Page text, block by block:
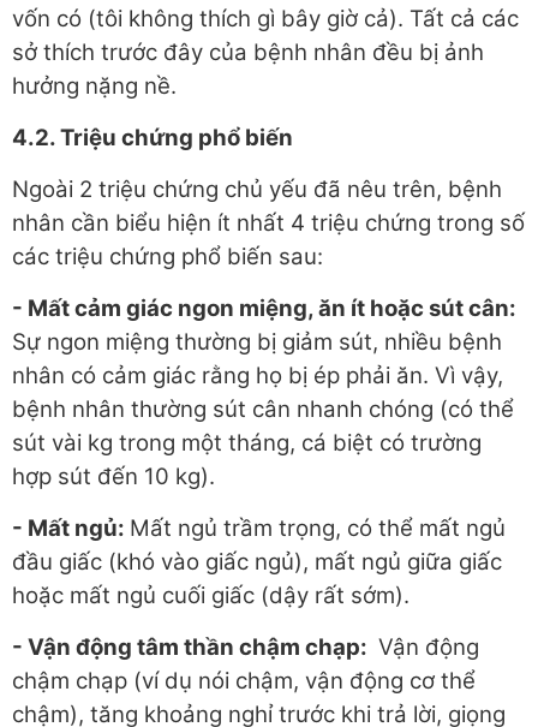
vốn có (tôi không thích gì bây giờ cả). Tất cả các
sở thích trước đây của bệnh nhân đều bị ảnh
hưởng nặng nề.
4.2. Triệu chứng phổ biến
Ngoài 2 triệu chứng chủ yếu đã nêu trên, bệnh
nhân cần biểu hiện ít nhất 4 triệu chứng trong số
các triệu chứng phổ biến sau:
- Mất cảm giác ngon miệng, ăn ít hoặc sút cân:
Sự ngon miệng thường bị giảm sút, nhiều bệnh
nhân có cảm giác rằng họ bị ép phải ăn. Vì vậy,
bệnh nhân thường sút cân nhanh chóng (có thể
sút vài kg trong một tháng, cá biệt có trường
hợp sút đến 10 kg).
- Mất ngủ: Mất ngủ trầm trọng, có thể mất ngủ
đầu giấc (khó vào giấc ngủ), mất ngủ giữa giấc
hoặc mất ngủ cuối giấc (dậy rất sớm).
- Vận động tâm thần chậm chạp: Vận động
chậm chạp (ví dụ nói chậm, vận động cơ thể
chậm), tăng khoảng nghỉ trước khi trả lời, giọng